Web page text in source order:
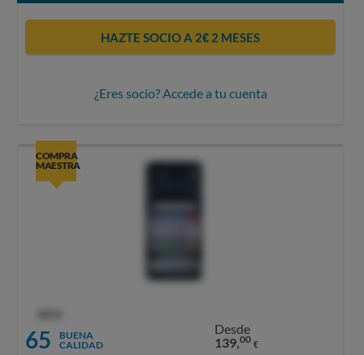
HAZTE SOCIO A 2€ 2 MESES
¿Eres socio? Accede a tu cuenta
COMPRA
MAESTRA
65
BUENA
CALIDAD
Desde
139,00 €